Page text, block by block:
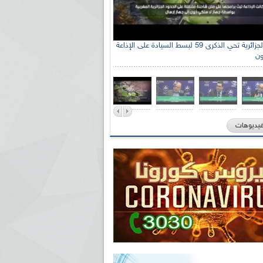
الإذاعة الجزائرية تحي الذكرى 59 لبسط السيادة على الإذاعة